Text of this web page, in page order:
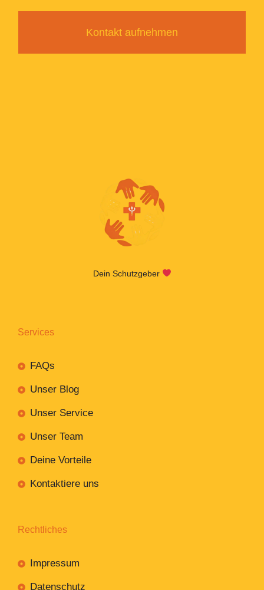
Kontakt aufnehmen
Dein Schutzgeber
Services
FAQs
Unser Blog
Unser Service
Unser Team
Deine Vorteile
Kontaktiere uns
Rechtliches
Impressum
Datenschutz